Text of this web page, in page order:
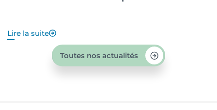
Lire la suite
Toutes nos actualités